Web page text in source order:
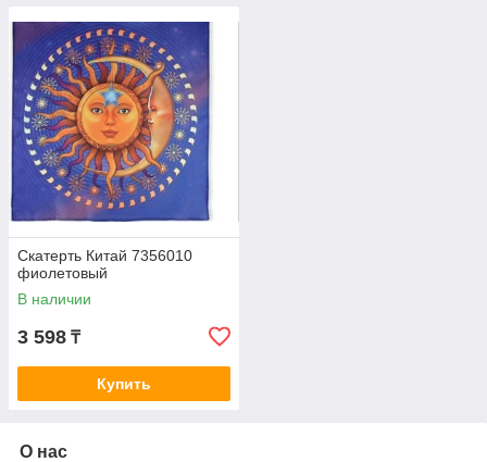
Скатерть Китай 7356010
фиолетовый
В наличии
3 598 ₸
Купить
О нас